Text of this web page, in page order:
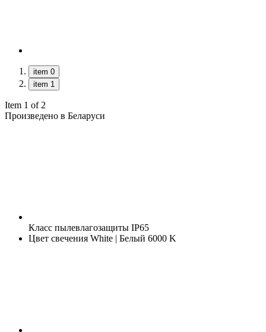
item 0
item 1
Item 1 of 2
Произведено в Беларуси
Класс пылевлагозащиты IP65
Цвет свечения White | Белый 6000 K